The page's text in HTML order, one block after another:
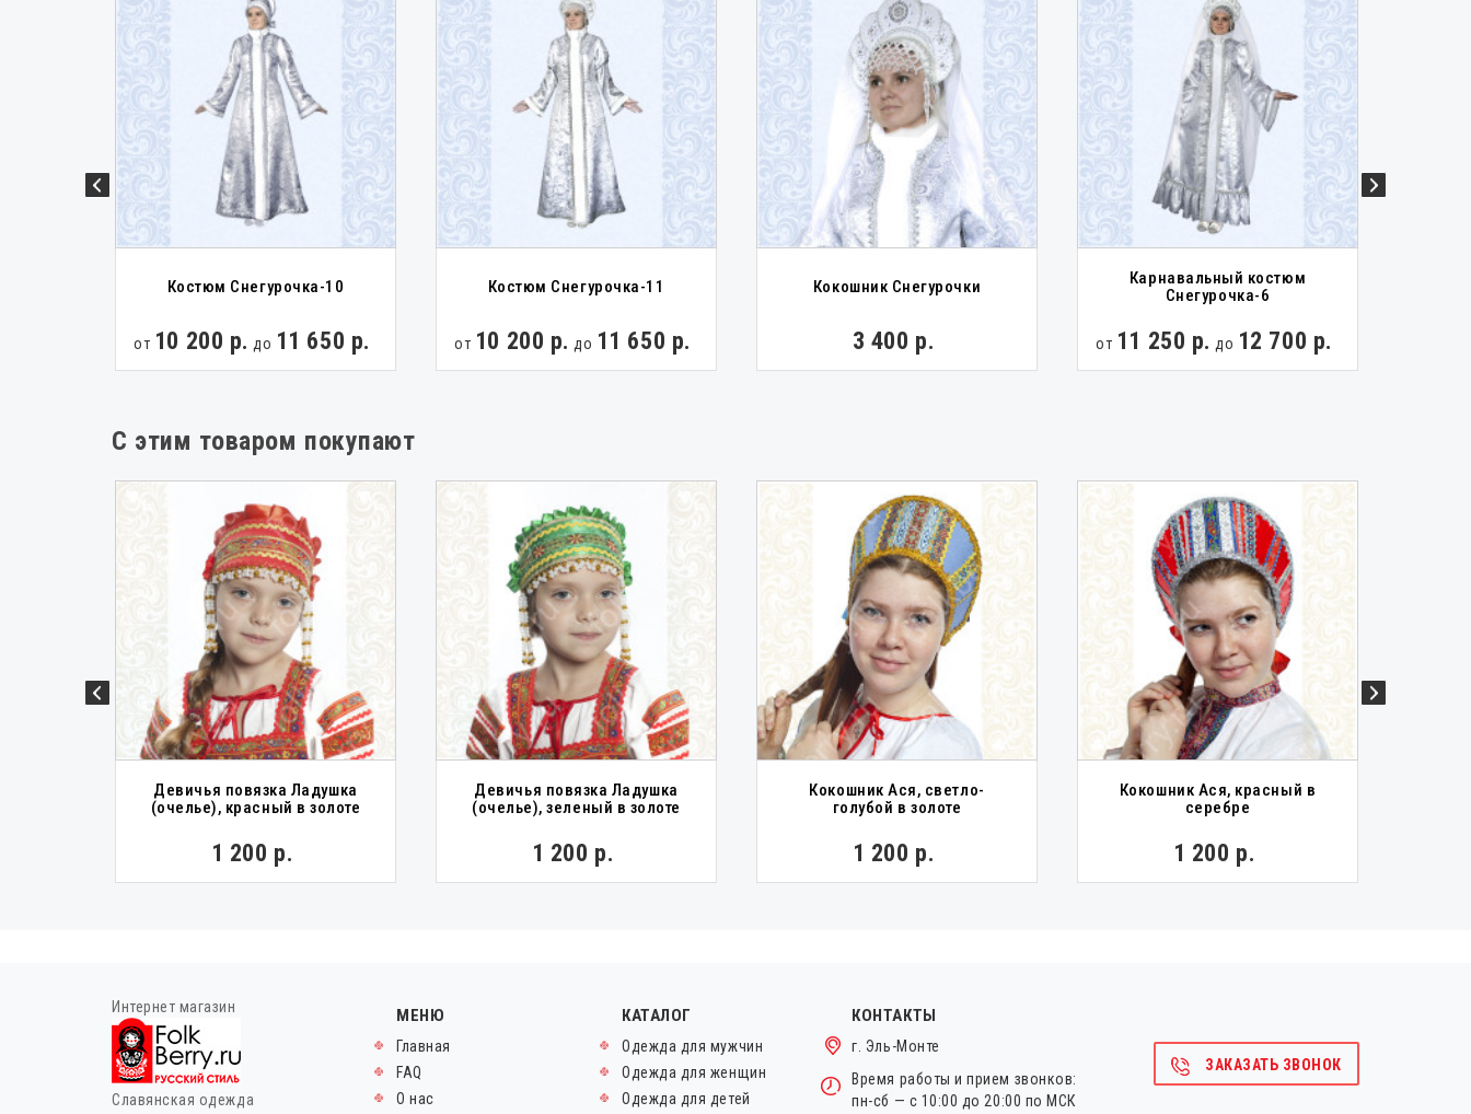
Костюм Снегурочка-10
от 10 200 р. до 11 650 р.
Костюм Снегурочка-11
от 10 200 р. до 11 650 р.
Кокошник Снегурочки
3 400 р.
Карнавальный костюм
Снегурочка-6
от 11 250 р. до 12 700 р.
С этим товаром покупают
Девичья повязка Ладушка
(очелье), красный в золоте
1 200 р.
Девичья повязка Ладушка
(очелье), зеленый в золоте
1 200 р.
Кокошник Ася, светло-
голубой в золоте
1 200 р.
Кокошник Ася, красный в
серебре
1 200 р.
Интернет магазин
Славянская одежда
МЕНЮ
Главная
FAQ
О нас
КАТАЛОГ
Одежда для мужчин
Одежда для женщин
Одежда для детей
КОНТАКТЫ
г. Эль-Монте
Время работы и прием звонков:
пн-сб — с 10:00 до 20:00 по МСК
ЗАКАЗАТЬ ЗВОНОК